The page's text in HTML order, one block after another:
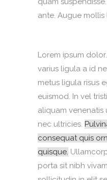
ante. Augue
Lorem ipsum
varius ligula a id
metus ligula risus
euismod. In vel
aliquam venenatis
nec ultricies.
consequat quis
quisque.
porta sit nibh